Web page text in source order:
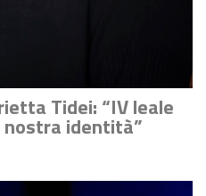
Tidei: “IV leale
identità”